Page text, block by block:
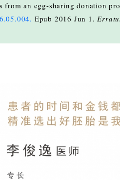
an egg-sharing donation
Epub 2016 Jun 1.